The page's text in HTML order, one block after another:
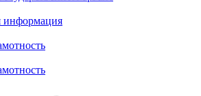
информация